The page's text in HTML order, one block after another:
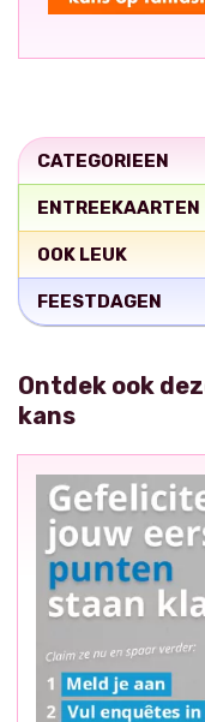
CATEGORIEEN
ENTREEKAARTEN
OOK LEUK
FEESTDAGEN
Ontdek ook
kans